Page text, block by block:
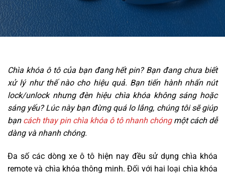
Chìa khóa ô tô của bạn đang hết pin? Bạn đang chưa biết
xử lý như thế nào cho hiệu quả. Bạn tiến hành nhấn nút
lock/unlock nhưng đèn hiệu chìa khóa không sáng hoặc
sáng yếu? Lúc này bạn đừng quá lo lắng, chúng tôi sẽ giúp
bạn cách thay pin chìa khóa ô tô nhanh chóngmột cách dễ
dàng và nhanh chóng.
Đa số các dòng xe ô tô hiện nay đều sử dụng chìa khóa
remote và chìa khóa thông minh. Đối với hai loại chìa khóa